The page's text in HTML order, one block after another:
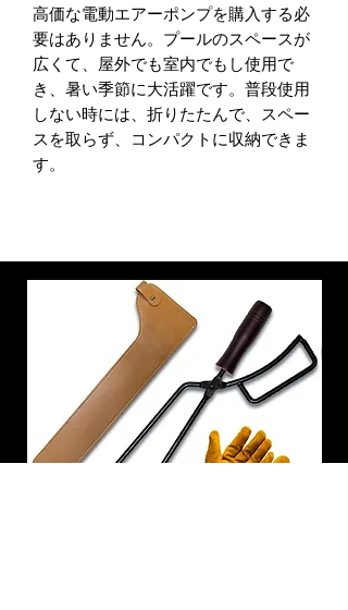
高価な電動エアーポンプを購入する必
要はありません。プールのスペースが
広くて、屋外でも室内でもし使用で
き、暑い季節に大活躍です。普段使用
しない時には、折りたたんで、スペー
スを取らず、コンパクトに収納できま
す。